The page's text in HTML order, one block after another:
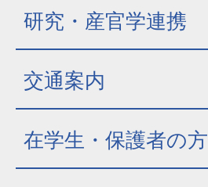
研究・産官学連携
交通案内
在学生・保護者の方